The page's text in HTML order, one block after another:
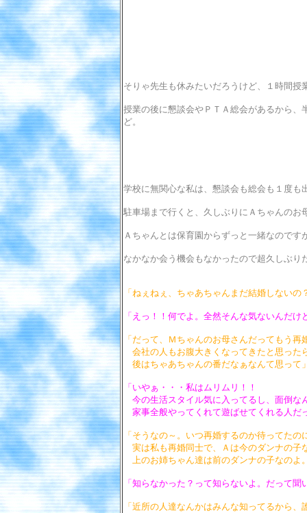
そりゃ先生も休みたいだろうけど、１時間授
授業の後に懇談会やＰＴＡ総会があるから
ど。
学校に無関心な私は、懇談会も総会も１度
駐車場まで行くと、久しぶりにＡちゃんのお
Ａちゃんとは保育園からずっと一緒なので
なかなか会う機会もなかったので超久しぶり
「ねぇねぇ、ちゃあちゃんまだ結婚しないの
「えっ！！何でよ。全然そんな気ないんだけ
「だって、Ｍちゃんのお母さんだってもう再
会社の人もお腹大きくなってきたと思った
後はちゃあちゃんの番だなぁなんて思って
「いやぁ・・・私はムリムリ！！
今の生活スタイル気に入ってるし、面倒な
家事全般やってくれて遊ばせてくれる人だ
「そうなの～。いつ再婚するのか待ってたの
実は私も再婚同士で、Ａは今のダンナの子
上のお姉ちゃん達は前のダンナの子なのよ
「知らなかった？って知らないよ。だって聞
「近所の人達なんかはみんな知ってるから